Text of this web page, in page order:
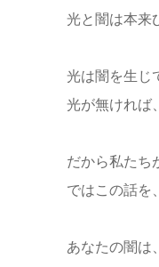
光と闇は本来
光は闇を生じ
光が無ければ
だから私たち
ではこの話を
あなたの闇は